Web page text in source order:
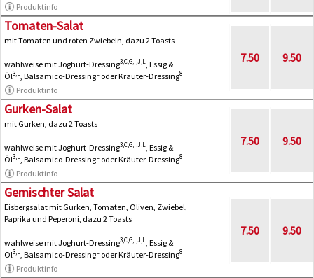
Produktinfo
Tomaten-Salat
mit Tomaten und roten Zwiebeln, dazu 2 Toasts
wahlweise mit Joghurt-Dressing3,C,G,I,J,L , Essig &
Öl3,L , Balsamico-DressingL oder Kräuter-Dressing8
Produktinfo
7.50 9.50
Gurken-Salat
mit Gurken, dazu 2 Toasts
wahlweise mit Joghurt-Dressing3,C,G,I,J,L , Essig &
Öl3,L , Balsamico-DressingL oder Kräuter-Dressing8
Produktinfo
7.50 9.50
Gemischter Salat
Eisbergsalat mit Gurken, Tomaten, Oliven, Zwiebel,
Paprika und Peperoni, dazu 2 Toasts
wahlweise mit Joghurt-Dressing3,C,G,I,J,L , Essig &
Öl3,L , Balsamico-DressingL oder Kräuter-Dressing8
Produktinfo
7.50 9.50